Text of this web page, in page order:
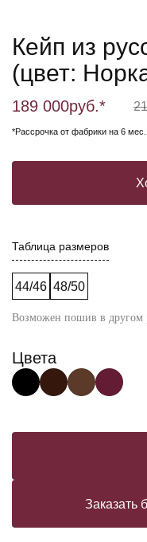
Кейп из
(цвет:
189 000руб.*
*Рассрочка от фабрики на 6
Таблица размеров
44/46 48/50
Возможен пошив в другом
Цвета
Заказать